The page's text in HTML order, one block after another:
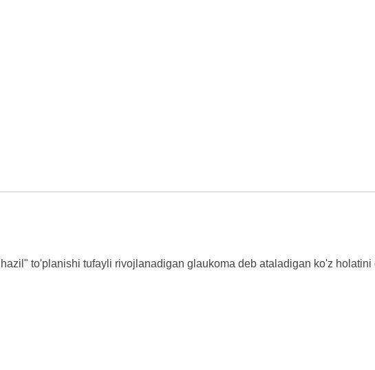
to'planishi tufayli rivojlanadigan glaukoma deb ataladigan ko'z